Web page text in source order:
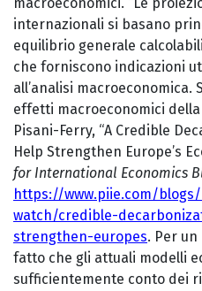
internazionali si basano
equilibrio generale
che forniscono indicazioni
all’analisi macroeconomica.
effetti macroeconomici della
Pisani-Ferry, “A Credible
Help Strengthen Europe’s
for International Economics
https://www.piie.com/
watch/credible-
strengthen-europes. Per
fatto che gli attuali modelli
sufficientemente conto dei